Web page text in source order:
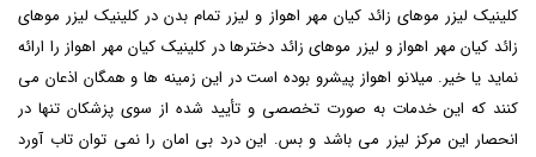
کلینیک لیزر موهای زائد کیان مهر اهواز و لیزر تمام بدن در کلینیک لیزر موهای
زائد کیان مهر اهواز و لیزر موهای زائد دخترها در کلینیک کیان مهر اهواز را ارائه
نماید یا خیر. میلانو اهواز پیشرو بوده است در این زمینه ها و همگان اذعان می
کنند که این خدمات به صورت تخصصی و تأیید شده از سوی پزشکان تنها در
انحصار این مرکز لیزر می باشد و بس. این درد بی امان را نمی توان تاب آورد